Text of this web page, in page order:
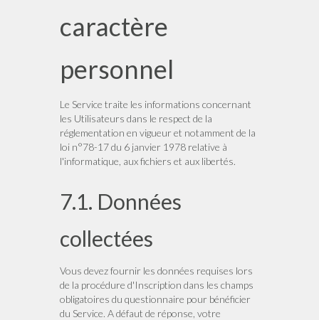
caractère
personnel
Le Service traite les informations concernant
les Utilisateurs dans le respect de la
réglementation en vigueur et notamment de la
loi n°78-17 du 6 janvier 1978 relative à
l'informatique, aux fichiers et aux libertés.
7.1. Données
collectées
Vous devez fournir les données requises lors
de la procédure d'Inscription dans les champs
obligatoires du questionnaire pour bénéficier
du Service. A défaut de réponse, votre